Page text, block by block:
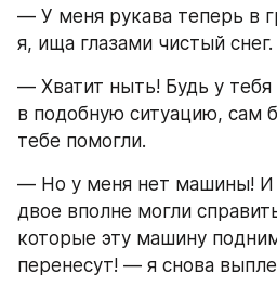
― У меня рукава теперь в
я, ища глазами чистый снег.
― Хватит ныть! Будь у
в подобную ситуацию, сам
тебе помогли.
― Но у меня нет машины! И
двое вполне могли
которые эту машину
перенесут! ― я снова